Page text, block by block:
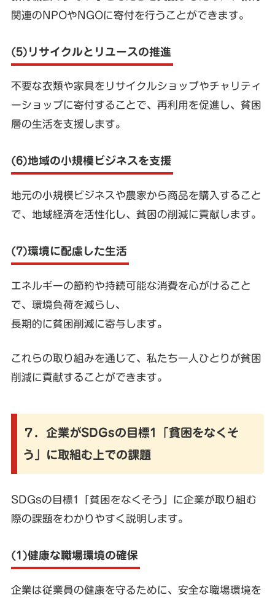
関連のNPOやNGOに寄付を行うことができます。
(5)リサイクルとリユースの推進
不要な衣類や家具をリサイクルショップやチャリティ
ーショップに寄付することで、再利用を促進し、貧困
層の生活を支援します。
(6)地域の小規模ビジネスを支援
地元の小規模ビジネスや農家から商品を購入すること
で、地域経済を活性化し、貧困の削減に貢献します。
(7)環境に配慮した生活
エネルギーの節約や持続可能な消費を心がけること
で、環境負荷を減らし、
長期的に貧困削減に寄与します。
これらの取り組みを通じて、私たち一人ひとりが貧困
削減に貢献することができます。
７．企業がSDGsの目標1「貧困をなくそ
う」に取組む上での課題
SDGsの目標1「貧困をなくそう」に企業が取り組む
際の課題をわかりやすく説明します。
(1)健康な職場環境の確保
企業は従業員の健康を守るために、安全な職場環境を